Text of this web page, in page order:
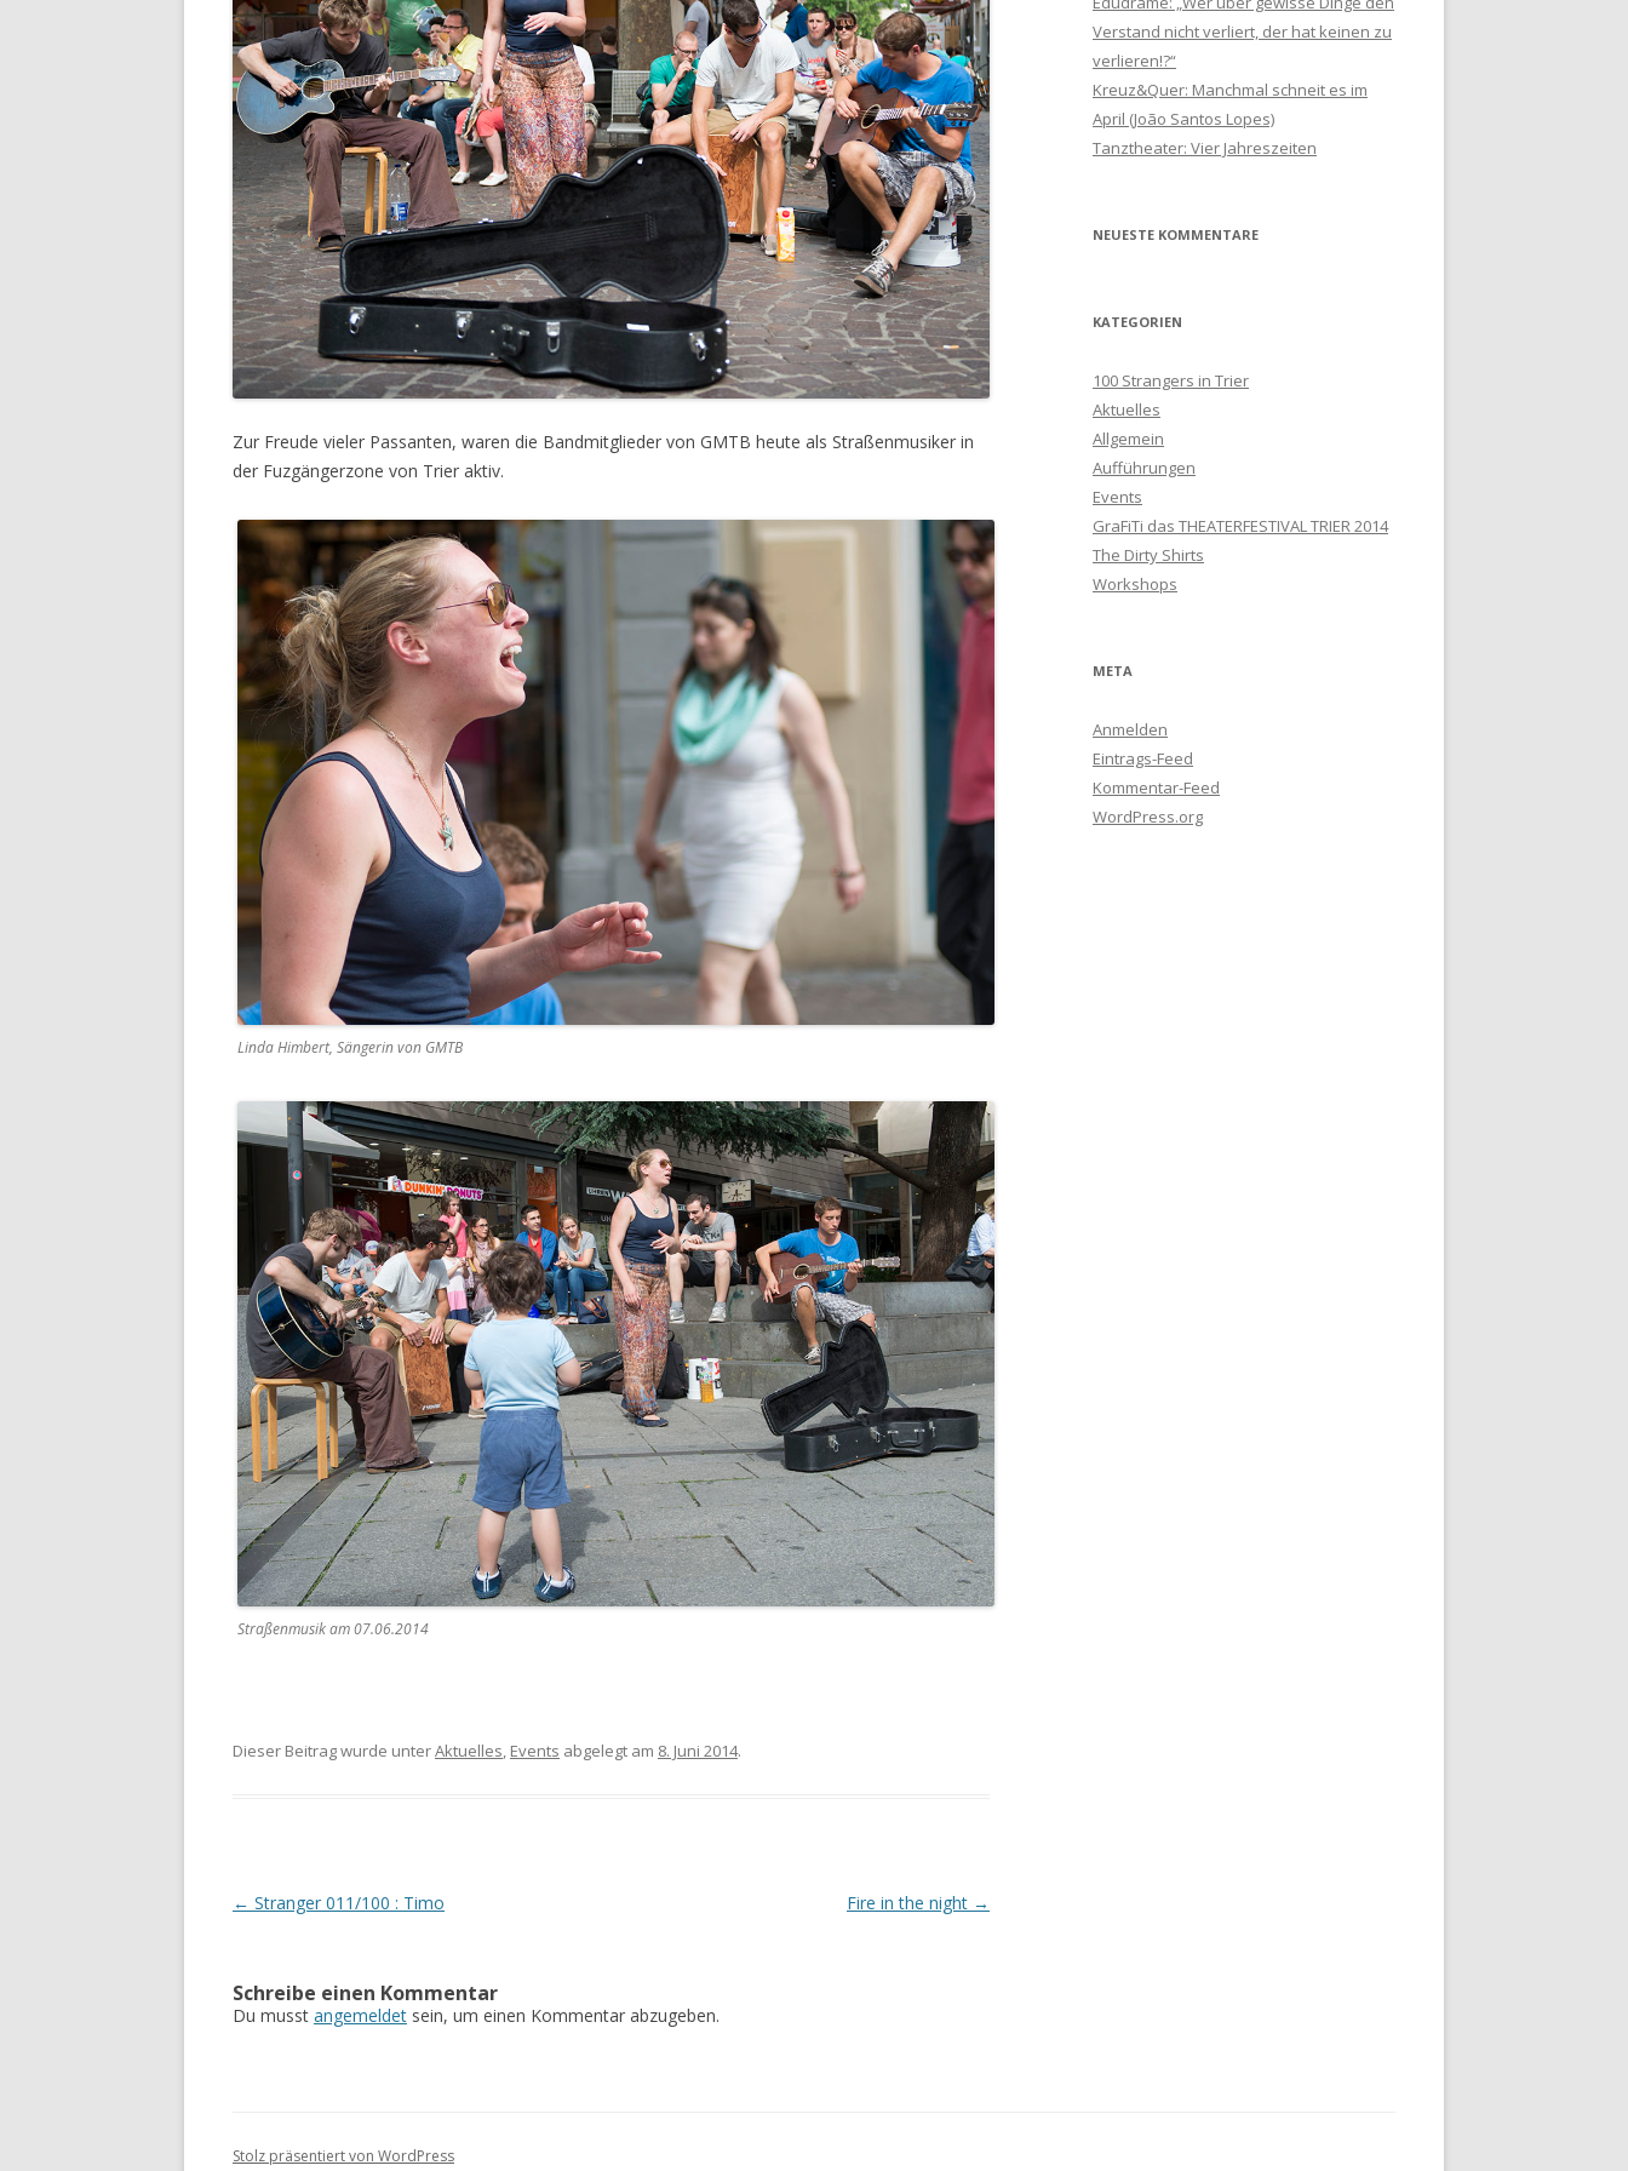
Zur Freude vieler Passanten, waren die Bandmitglieder von GMTB heute als Straßenmusiker in
der Fuzgängerzone von Trier aktiv.
Linda Himbert, Sängerin von GMTB
Straßenmusik am 07.06.2014
Dieser Beitrag wurde unterAktuelles Events abgelegt am 8. Juni 2014.
Beitrags-
← Stranger 011/100 : Timo Fire in the night →
Schreibe einen Kommentar
Du musst angemeldet sein, um einen Kommentar abzugeben.
c
:
Verstand nicht verliert, der hat keinen zu
verlieren!?“
Kreuz&Quer: Manchmal schneit es im
April (João Santos Lopes)
Tanztheater: Vier Jahreszeiten
NEUESTE KOMMENTARE
KATEGORIEN
100 Strangers in Trier
Aktuelles
Allgemein
Aufführungen
Events
GraFiTi das THEATERFESTIVAL TRIER 2014
The Dirty Shirts
Workshops
META
Anmelden
Eintrags-Feed
Kommentar-Feed
WordPress.org
Stolz präsentiert von WordPress